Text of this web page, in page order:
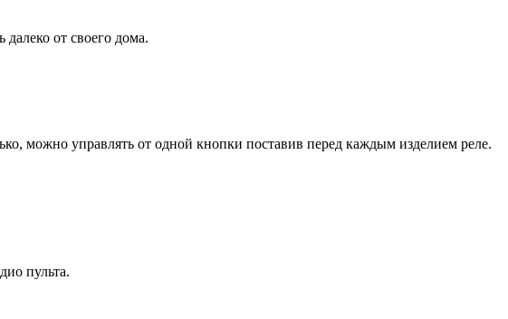
от своего дома.
можно управлять от одной кнопки поставив перед каждым изделием реле.
пульта.